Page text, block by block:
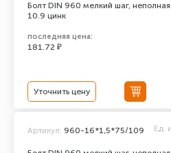
Болт DIN 960 мелкий шаг,
10.9 цинк
последняя цена:
181.72 ₽
Уточнить цену
Артикул: 960-16*1,5*75/109 Ед.